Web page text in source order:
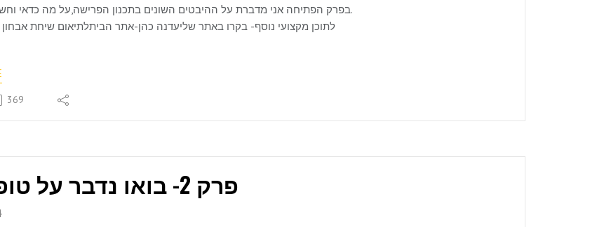
בפרק הפתיחה אני מדברת על ההיבטים השונים בתכנון הפרישה,על מה כדאי וחשוב לשים דגש.
369
פרק 2- בואו נדבר על טופס 161